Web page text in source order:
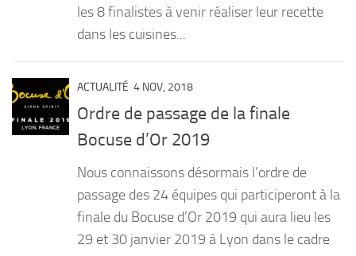
les 8 finalistes à venir réaliser leur recette
dans les cuisines...
ACTUALITÉ 4 NOV, 2018
Ordre de passage de la finale
Bocuse d’Or 2019
Nous connaissons désormais l’ordre de
passage des 24 équipes qui participeront à la
finale du Bocuse d’Or 2019 qui aura lieu les
29 et 30 janvier 2019 à Lyon dans le cadre